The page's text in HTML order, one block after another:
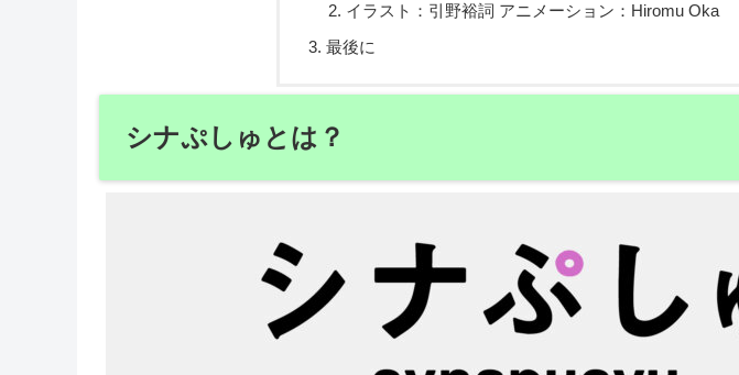
イラスト：引野裕詞 アニメーション：Hiromu Oka
最後に
シナぷしゅとは？